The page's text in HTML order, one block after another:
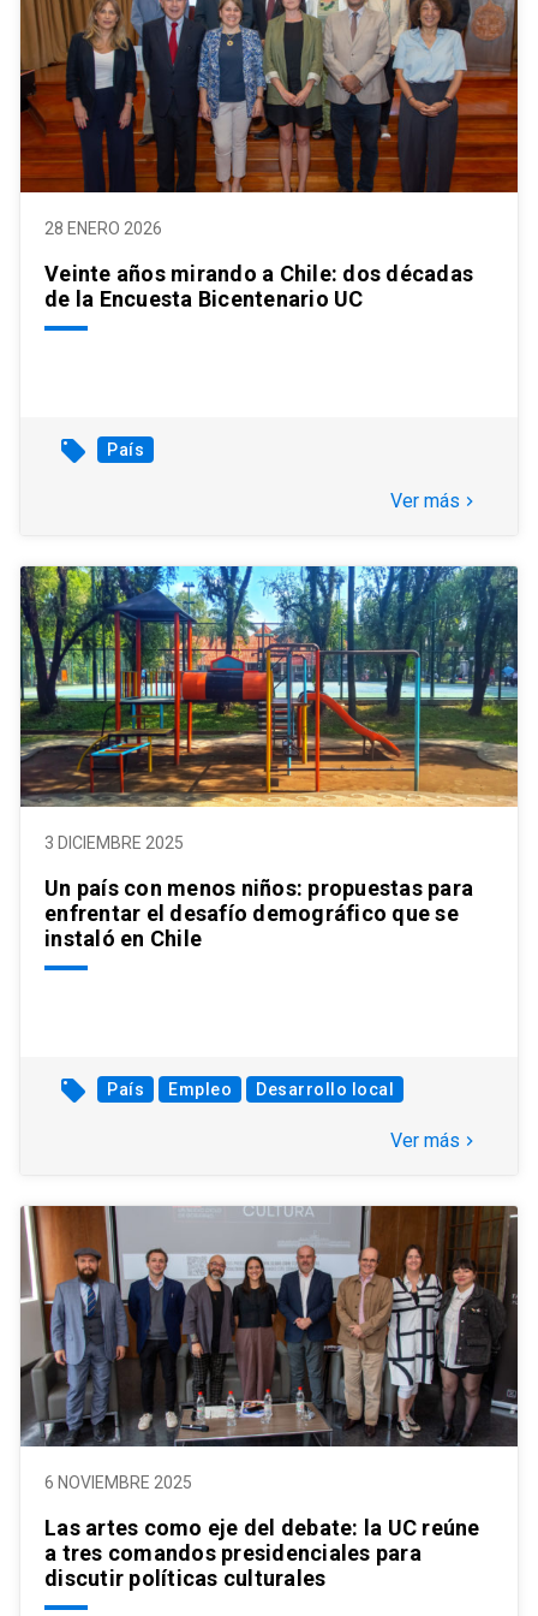
28 ENERO 2026
Veinte años mirando a Chile: dos décadas
de la Encuesta Bicentenario UC
local_offer País
Ver más keyboard_arrow_right
3 DICIEMBRE 2025
Un país con menos niños: propuestas para
enfrentar el desafío demográfico que se
instaló en Chile
local_offer País Empleo Desarrollo local
Ver más keyboard_arrow_right
6 NOVIEMBRE 2025
Las artes como eje del debate: la UC reúne
a tres comandos presidenciales para
discutir políticas culturales